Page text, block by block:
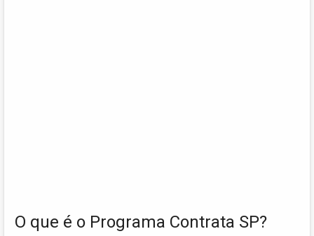
O que é o Programa Contrata SP?